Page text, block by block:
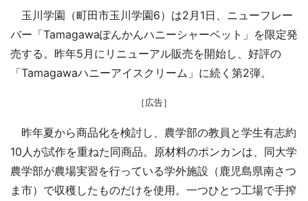
玉川学園（町田市玉川学園6）は2月1日、ニューフレー
バー「Tamagawaぽんかんハニーシャーベット」を限定発
売する。昨年5月にリニューアル販売を開始し、好評の
「Tamagawaハニーアイスクリーム」に続く第2弾。
［広告］
昨年夏から商品化を検討し、農学部の教員と学生有志約
10人が試作を重ねた同商品。原材料のポンカンは、同大学
農学部が農場実習を行っている学外施設（鹿児島県南さつ
ま市）で収穫したものだけを使用。一つひとつ工場で手搾